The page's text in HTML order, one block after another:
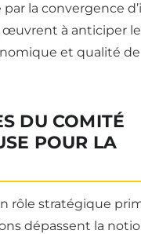
la convergence
à anticiper
et qualité
DU COMITÉ
POUR LA
rôle stratégique
dépassent la